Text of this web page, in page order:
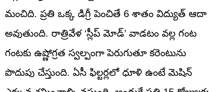
మంచిది. ప్రతి ఒక్క డిగ్రీ పెంచితే 6 శాతం విద్యుత్ ఆదా
అవుతుంది. రాత్రివేళ ‘స్లీప్ మోడ్’ వాడటం వల్ల గంట
గంటకు ఉష్ణోగ్రత స్వల్పంగా పెరుగుతూ కరెంటును
పొదుపు చేస్తుంది. ఏసీ ఫిల్టర్లలో ధూళి ఉంటే మెషిన్